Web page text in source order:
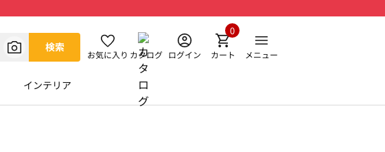
検索
お気に入り カタログ ログイン カート
0
メニュー
インテリア